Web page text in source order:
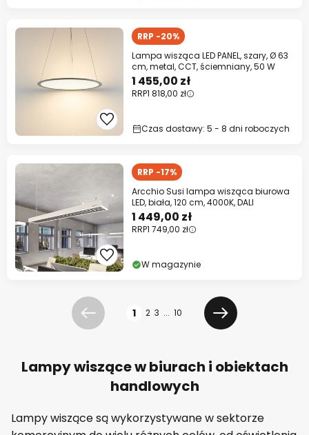
RRP -20%
Lampa wisząca LED PANEL, szary, Ø 63
cm, metal, CCT, ściemniany, 50 W
1 455,00 zł
RRP1 818,00 zł
Czas dostawy: 5 - 8 dni roboczych
RRP -17%
Arcchio Susi lampa wisząca biurowa
LED, biała, 120 cm, 4000K, DALI
1 449,00 zł
RRP1 749,00 zł
W magazynie
Poprzednia1 2 3 ... 10
Dalej
Lampy wiszące w biurach i obiektach
handlowych
Lampy wiszące są wykorzystywane w sektorze